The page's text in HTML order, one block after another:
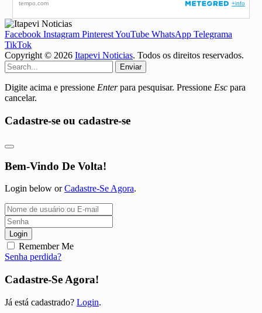
Facebook Instagram PinterestYouTube WhatsApp Telegrama
TikTok
Copyright © 2026 Itapevi Noticias. Todos os direitos reservados.
Enviar
Digite acima e pressione Enterpara pesquisar. Pressione Esc para
cancelar.
Cadastre-se ou cadastre-se
Bem-Vindo De Volta!
Login below orCadastre-Se Agora.
Login
Remember Me
Senha perdida?
Cadastre-Se Agora!
Já está cadastrado? Login.